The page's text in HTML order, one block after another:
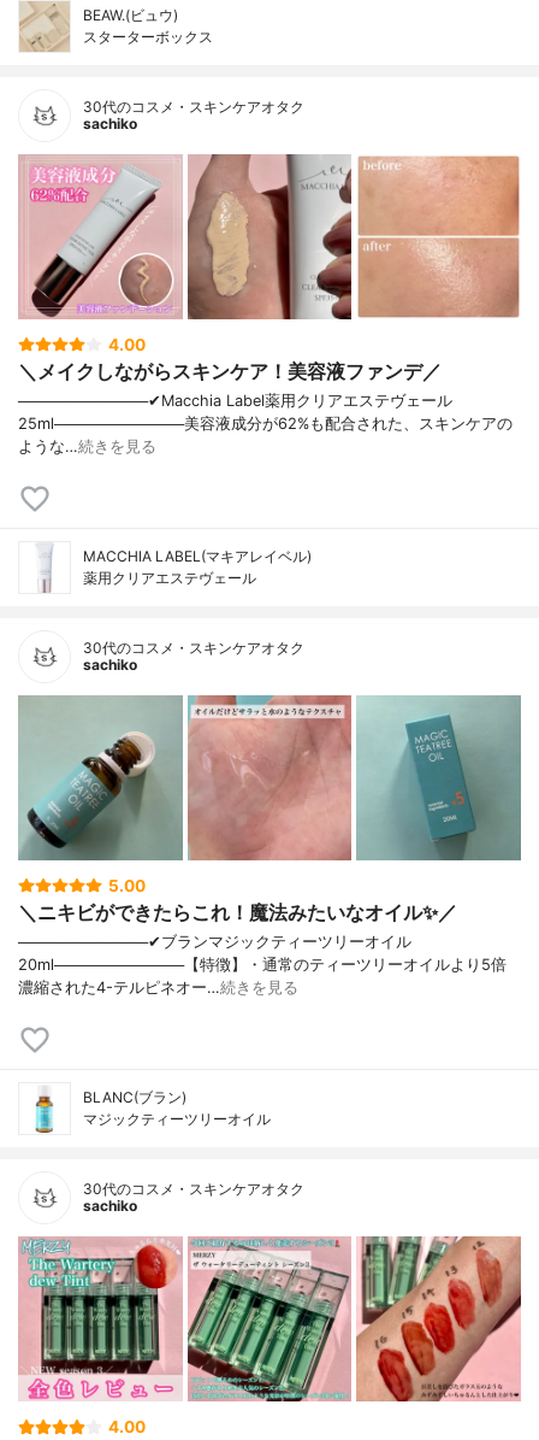
BEAW.(ビュウ)
スターターボックス
30代のコスメ・スキンケアオタク
sachiko
4.00
＼メイクしながらスキンケア！美容液ファンデ／
────────────✔︎Macchia Label薬用クリアエステヴェール
25ml────────────美容液成分が62%も配合された、スキンケアの
ような…続きを見る
MACCHIA LABEL(マキアレイベル)
薬用クリアエステヴェール
30代のコスメ・スキンケアオタク
sachiko
5.00
＼ニキビができたらこれ！魔法みたいなオイル✨／
────────────✔︎ブランマジックティーツリーオイル
20ml────────────【特徴】・通常のティーツリーオイルより5倍
濃縮された4-テルピネオー…続きを見る
BLANC(ブラン)
マジックティーツリーオイル
30代のコスメ・スキンケアオタク
sachiko
4.00